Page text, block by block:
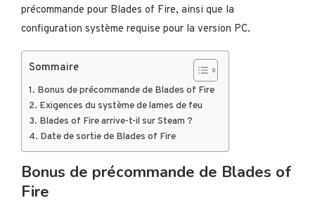
précommande pour Blades of Fire, ainsi que la
configuration système requise pour la version PC.
Sommaire
Bonus de précommande de Blades of Fire
Exigences du système de lames de feu
Blades of Fire arrive-t-il sur Steam ?
Date de sortie de Blades of Fire
Bonus de précommande de Blades of
Fire